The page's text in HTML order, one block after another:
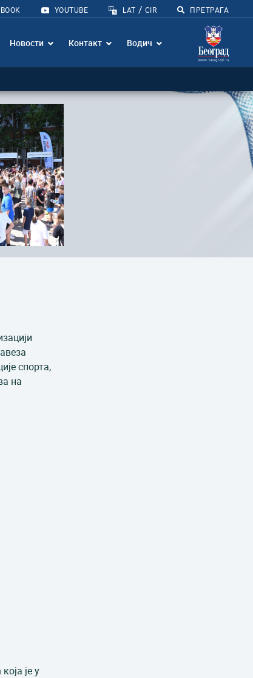
YOUTUBE LAT / CIR ПРЕТРАГА
Новости Контакт Водич
спорта,
на
је у